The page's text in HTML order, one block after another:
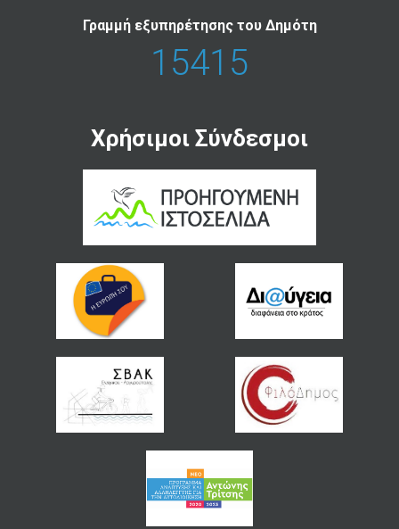
Γραμμή εξυπηρέτησης του Δημότη
15415
Χρήσιμοι Σύνδεσμοι